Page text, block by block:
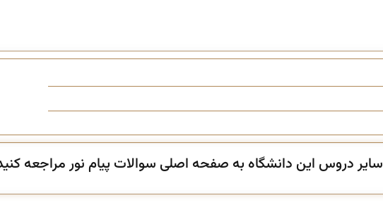
سایر دروس این دانشگاه به صفحه اصلی سوالات پیام نور مراجعه